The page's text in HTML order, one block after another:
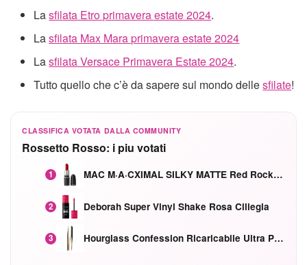
Lasfilata Etro primavera estate 2024.
Lasfilata Max Mara primavera estate 2024
Lasfilata Versace Primavera Estate 2024.
Tutto quello che c’è da sapere sul mondo dellesfilate!
CLASSIFICA VOTATA DALLA COMMUNITY
Rossetto Rosso: i piu votati
1 MAC M·A·CXIMAL SILKY MATTE Red Rock mat
2 Deborah Super Vinyl Shake Rosa Ciliegia
3 Hourglass Confession Ricaricabile Ultra Preciso Ad Alta Intensità Secretly Classic Red